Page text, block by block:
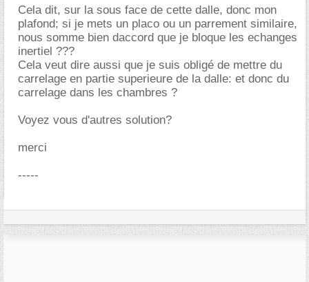
Cela dit, sur la sous face de cette dalle, donc mon
plafond; si je mets un placo ou un parrement similaire,
nous somme bien daccord que je bloque les echanges
inertiel ???
Cela veut dire aussi que je suis obligé de mettre du
carrelage en partie superieure de la dalle: et donc du
carrelage dans les chambres ?
Voyez vous d'autres solution?
merci
-----